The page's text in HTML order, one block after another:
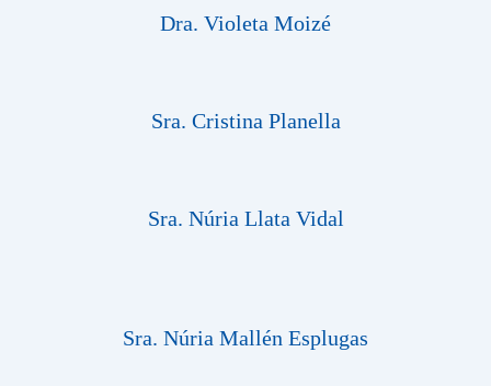
Dra. Violeta Moizé
Sra. Cristina Planella
Sra. Núria Llata Vidal
Sra. Núria Mallén Esplugas